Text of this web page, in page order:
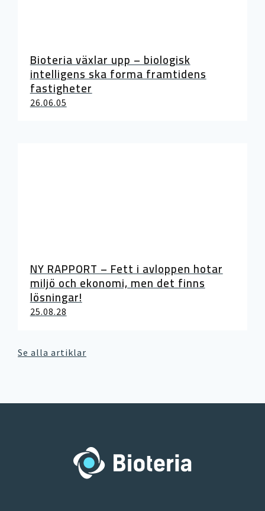
Bioteria växlar upp – biologisk
intelligens ska forma framtidens
fastigheter
26.06.05
NY RAPPORT – Fett i avloppen hotar
miljö och ekonomi, men det finns
lösningar!
25.08.28
Se alla artiklar